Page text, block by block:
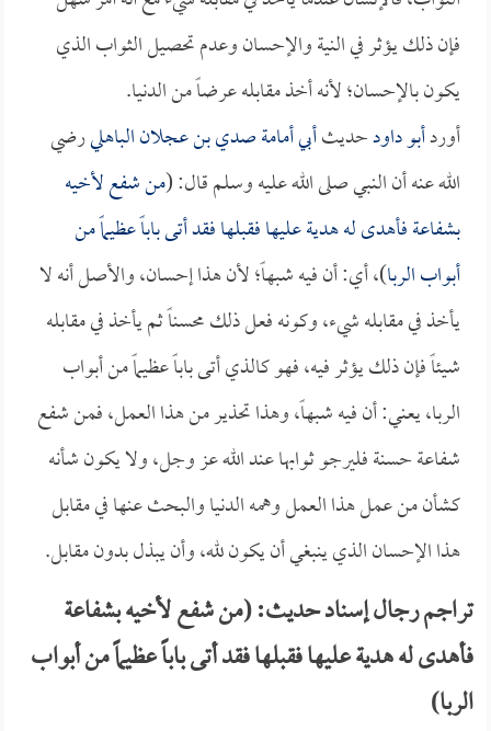
فإن ذلك يؤثر في النية والإحسان وعدم تحصيل الثواب الذي
يكون بالإحسان؛ لأنه أخذ مقابله عرضاً من الدنيا.
أوردأبو داودحديثأبي أمامة صدي بن عجلان الباهليرضي
الله عنه أن النبي صلى الله عليه وسلم قال: (من شفع لأخيه
بشفاعة فأهدى له هدية عليها فقبلها فقد أتى باباً عظيماً من
أبواب الربا)، أي: أن فيه شبهاً؛ لأن هذا إحسان، والأصل أنه لا
يأخذ في مقابله شيء، وكونه فعل ذلك محسناً ثم يأخذ في مقابله
شيئاً فإن ذلك يؤثر فيه، فهو كالذي أتى باباً عظيماً من أبواب
الربا، يعني: أن فيه شبهاً، وهذا تحذير من هذا العمل، فمن شفع
شفاعة حسنة فليرجو ثوابها عند الله عز وجل، ولا يكون شأنه
كشأن من عمل هذا العمل وهمه الدنيا والبحث عنها في مقابل
هذا الإحسان الذي ينبغي أن يكون لله، وأن يبذل بدون مقابل.
تراجم رجال إسناد حديث: (من شفع لأخيه بشفاعة
فأهدى له هدية عليها فقبلها فقد أتى باباً عظيماً من أبواب
الربا)